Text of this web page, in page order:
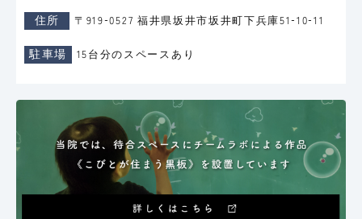
住所 〒919-0527 福井県坂井市坂井町下兵庫51-10-11
駐車場 15台分のスペースあり